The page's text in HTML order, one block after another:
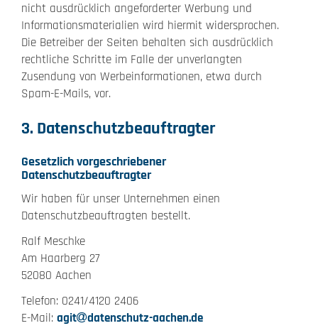
nicht ausdrücklich angeforderter Werbung und
Informationsmaterialien wird hiermit widersprochen.
Die Betreiber der Seiten behalten sich ausdrücklich
rechtliche Schritte im Falle der unverlangten
Zusendung von Werbeinformationen, etwa durch
Spam-E-Mails, vor.
3. Datenschutzbeauftragter
Gesetzlich vorgeschriebener
Datenschutzbeauftragter
Wir haben für unser Unternehmen einen
Datenschutzbeauftragten bestellt.
Ralf Meschke
Am Haarberg 27
52080 Aachen
Telefon: 0241/4120 2406
E-Mail: agit datenschutz-aachen.de